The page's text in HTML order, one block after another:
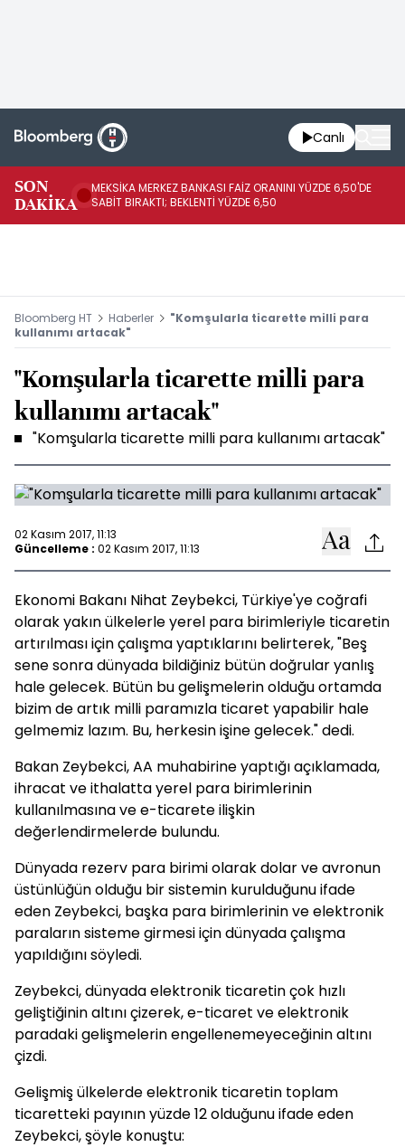
Canlı
SON
DAKİKA
MEKSİKA MERKEZ BANKASI FAİZ ORANINI YÜZDE 6,50'DE
SABİT BIRAKTI; BEKLENTİ YÜZDE 6,50
Bloomberg HT Haberler
"Komşularla ticarette milli para
kullanımı artacak"
"Komşularla ticarette milli para
kullanımı artacak"
"Komşularla ticarette milli para kullanımı artacak"
02 Kasım 2017, 11:13
Güncelleme : 02 Kasım 2017, 11:13
Ekonomi Bakanı Nihat Zeybekci, Türkiye'ye coğrafi
olarak yakın ülkelerle yerel para birimleriyle ticaretin
artırılması için çalışma yaptıklarını belirterek, "Beş
sene sonra dünyada bildiğiniz bütün doğrular yanlış
hale gelecek. Bütün bu gelişmelerin olduğu ortamda
bizim de artık milli paramızla ticaret yapabilir hale
gelmemiz lazım. Bu, herkesin işine gelecek." dedi.
Bakan Zeybekci, AA muhabirine yaptığı açıklamada,
ihracat ve ithalatta yerel para birimlerinin
kullanılmasına ve e-ticarete ilişkin
değerlendirmelerde bulundu.
Dünyada rezerv para birimi olarak dolar ve avronun
üstünlüğün olduğu bir sistemin kurulduğunu ifade
eden Zeybekci, başka para birimlerinin ve elektronik
paraların sisteme girmesi için dünyada çalışma
yapıldığını söyledi.
Zeybekci, dünyada elektronik ticaretin çok hızlı
geliştiğinin altını çizerek, e-ticaret ve elektronik
paradaki gelişmelerin engellenemeyeceğinin altını
çizdi.
Gelişmiş ülkelerde elektronik ticaretin toplam
ticaretteki payının yüzde 12 olduğunu ifade eden
Zeybekci, şöyle konuştu: